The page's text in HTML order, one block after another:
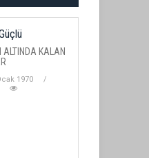
ALTINDA KALAN
1970